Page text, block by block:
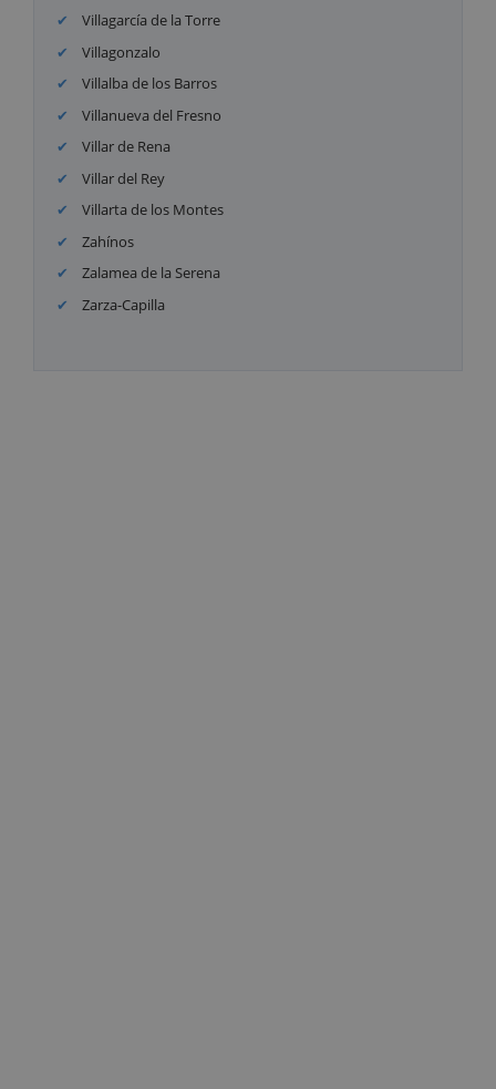
Villagarcía de la Torre
Villagonzalo
Villalba de los Barros
Villanueva del Fresno
Villar de Rena
Villar del Rey
Villarta de los Montes
Zahínos
Zalamea de la Serena
Zarza-Capilla